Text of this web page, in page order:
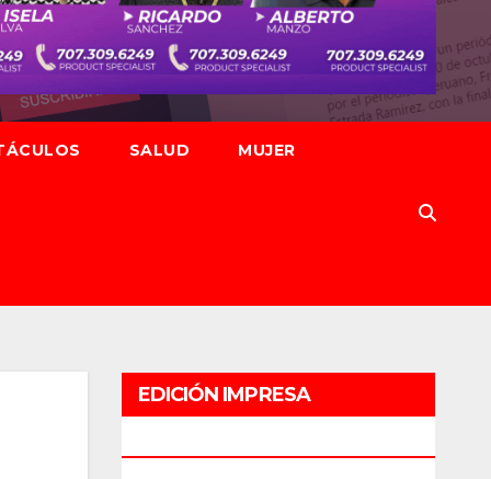
SALUD MUJER
EDICIÓN IMPRESA